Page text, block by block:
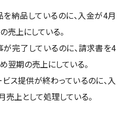
納品しているのに、入金が4月
売上にしている。
完了しているのに、請求書を4
翌期の売上にしている。
ス提供が終わっているのに、入
上として処理している。